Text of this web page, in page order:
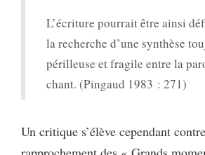
L’écriture pourrait être ainsi
la recherche d’une synthèse
périlleuse et fragile entre la
chant. (Pingaud 1983 : 271)
Un critique s’élève cependant